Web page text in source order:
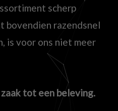
scherp
bovendien razendsnel
is voor ons niet meer
zaak tot een beleving.